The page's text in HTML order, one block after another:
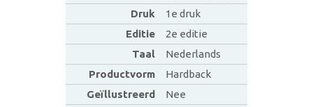
Druk
1e druk
Editie
2e editie
Taal
Nederlands
Productvorm
Hardback
Geïllustreerd
Nee